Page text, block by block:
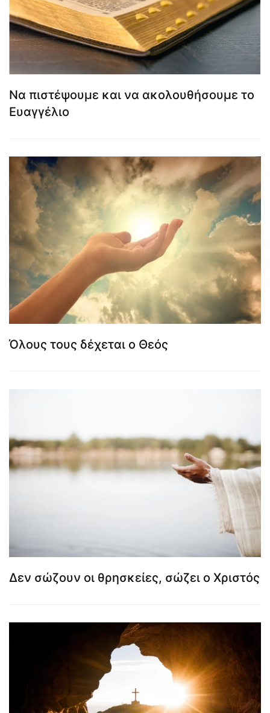
Να πιστέψουμε και να ακολουθήσουμε το
Ευαγγέλιο
Όλους τους δέχεται ο Θεός
Δεν σώζουν οι θρησκείες, σώζει ο Χριστός